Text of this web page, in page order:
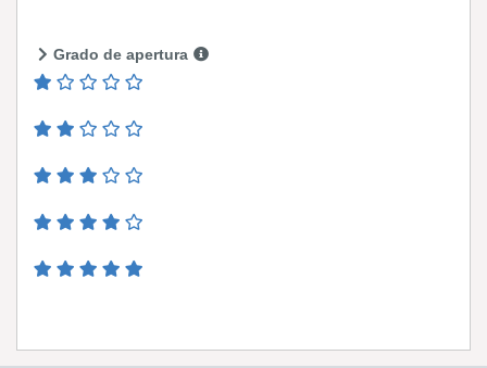
Grado de apertura